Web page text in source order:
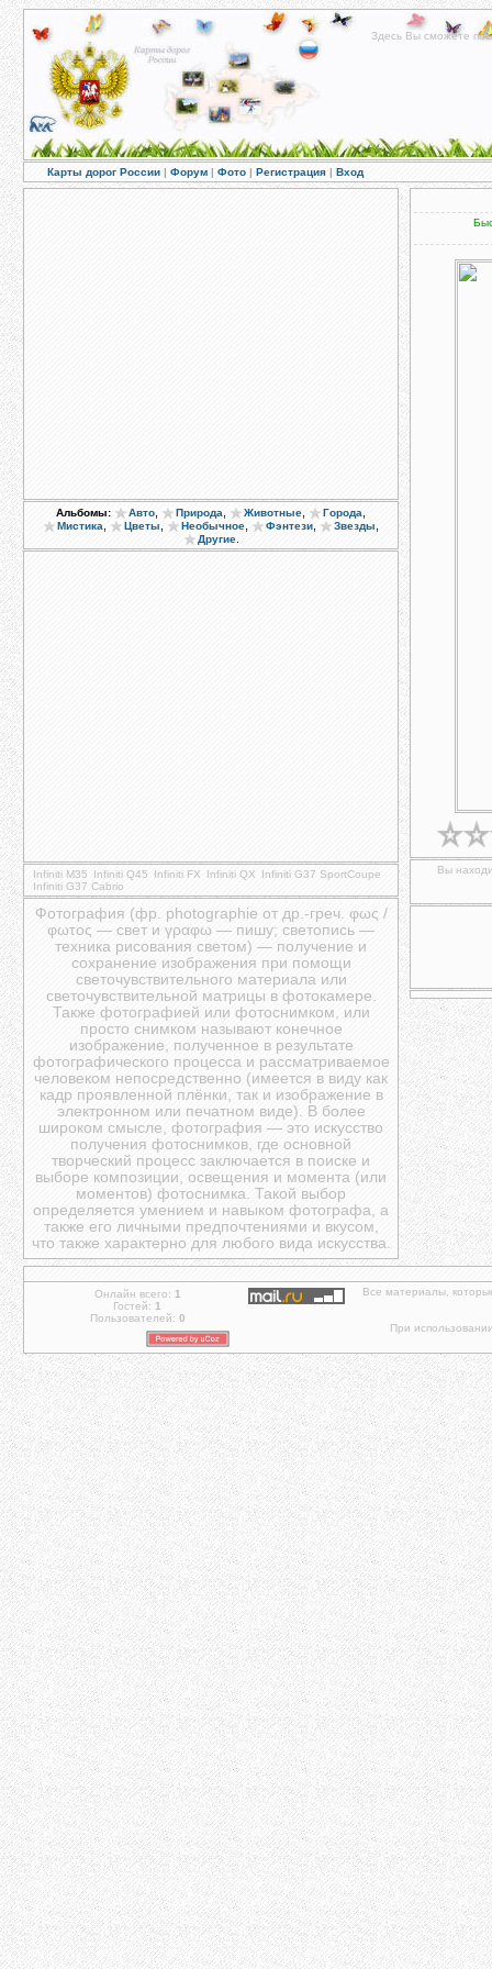
Здесь Вы сможете
Карты дорог России | Форум | Фото | Регистрация | Вход
Альбомы: Авто Природа Животные Города
Мистика Цветы Необычное Фэнтези Звезды
Другие.
Infiniti M35 Infiniti Q45 Infiniti FX Infiniti QX
Infiniti G37 SportCoupe
Infiniti G37 Cabrio
Фотография (фр. photographie от др.-греч. φως /
φωτος — свет и γραφω — пишу; светопись —
техника рисования светом) — получение и
сохранение изображения при помощи
светочувствительного материала или
светочувствительной матрицы в фотокамере.
Также фотографией или фотоснимком, или
просто снимком называют конечное
изображение, полученное в результате
фотографического процесса и рассматриваемое
человеком непосредственно (имеется в виду как
кадр проявленной плёнки, так и изображение в
электронном или печатном виде). В более
широком смысле, фотография — это искусство
получения фотоснимков, где основной
творческий процесс заключается в поиске и
выборе композиции, освещения и момента (или
моментов) фотоснимка. Такой выбор
определяется умением и навыком фотографа, а
также его личными предпочтениями и вкусом,
что также характерно для любого вида искусства.
Вы
Онлайн всего: 1
Гостей: 1
Пользователей: 0
Все материалы,
При